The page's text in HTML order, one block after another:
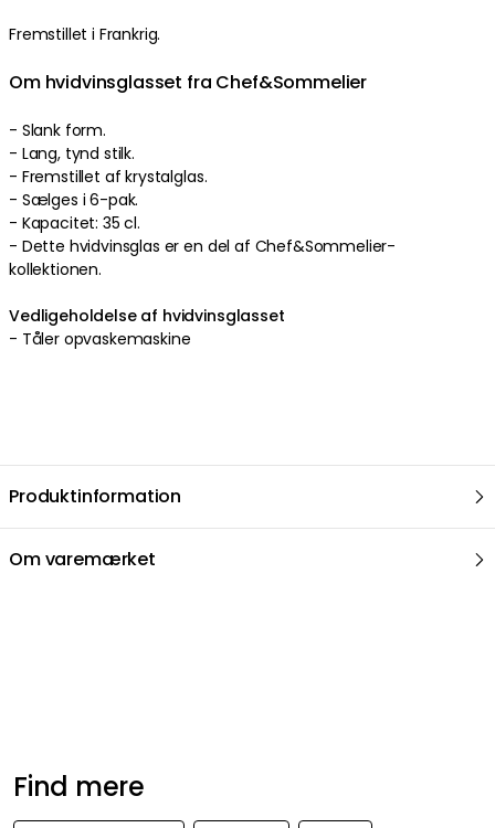
Fremstillet i Frankrig.
Om hvidvinsglasset fra Chef&Sommelier
- Slank form.
- Lang, tynd stilk.
- Fremstillet af krystalglas.
- Sælges i 6-pak.
- Kapacitet: 35 cl.
- Dette hvidvinsglas er en del af Chef&Sommelier-
kollektionen.
Vedligeholdelse af hvidvinsglasset
- Tåler opvaskemaskine
Produktinformation
Om varemærket
Find mere